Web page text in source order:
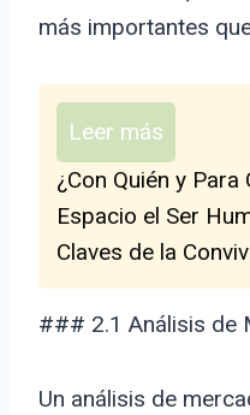
más importantes
Leer más
¿Con Quién y
Espacio el Ser
Claves de la
### 2.1 Análisis de
Un análisis de